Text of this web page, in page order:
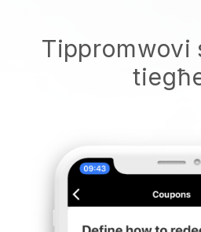
Tippromwovi